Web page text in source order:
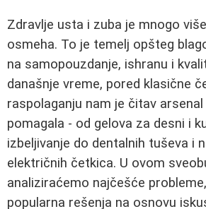
Zdravlje usta i zuba je mnogo
osmeha. To je temelj opšteg
na samopouzdanje, ishranu i
današnje vreme, pored klasične
raspolaganju nam je čitav
pomagala - od gelova za desni i
izbeljivanje do dentalnih tuševa i
električnih četkica. U ovom
analiziraćemo najčešće
popularna rešenja na osnovu